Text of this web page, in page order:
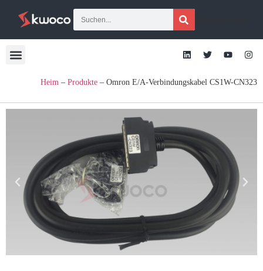
Heim – Produkte – Omron E/A-Verbindungskabel CS1W-CN323